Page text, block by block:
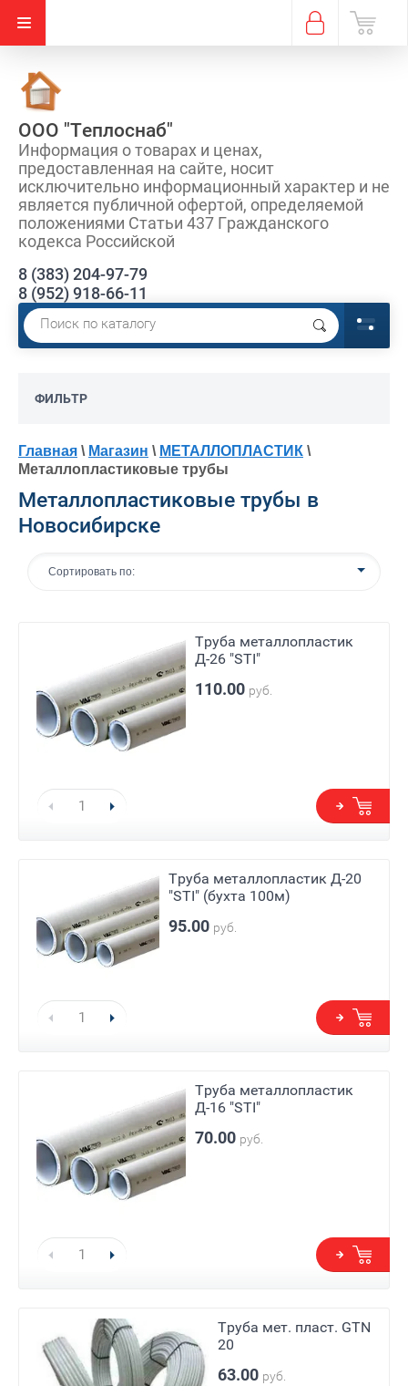
ООО "Теплоснаб"
Информация о товарах и ценах,
предоставленная на сайте, носит
исключительно информационный характер и не
является публичной офертой, определяемой
положениями Статьи 437 Гражданского
кодекса Российской
8 (383) 204-97-79
8 (952) 918-66-11
ФИЛЬТР
Главная \ Магазин \ МЕТАЛЛОПЛАСТИК \
Металлопластиковые трубы
Металлопластиковые трубы в
Новосибирске
Сортировать по:
Труба металлопластик
Д-26 "STI"
110.00 руб.
Труба металлопластик Д-20
"STI" (бухта 100м)
95.00 руб.
Труба металлопластик
Д-16 "STI"
70.00 руб.
Труба мет. пласт. GTN
20
63.00 руб.